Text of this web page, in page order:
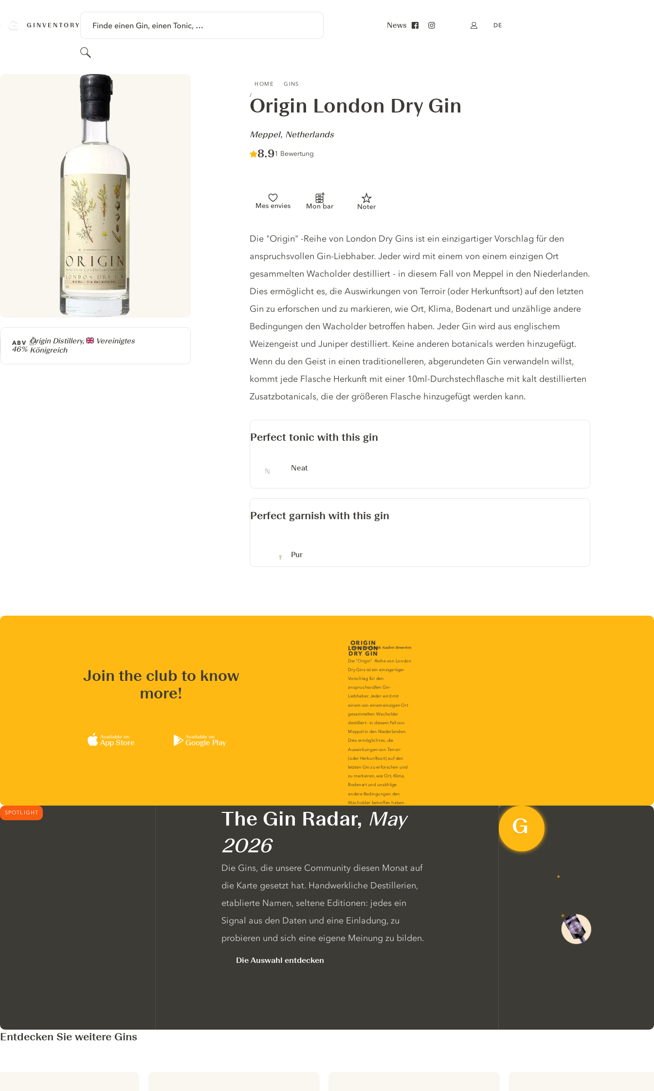
GINVENTORY Finde einen Gin, einen Tonic, …
Suchen
News Mein Konto
DE
HOME GINS
Origin London Dry Gin
-
Meppel, Netherlands
Score :
8.9/ 10
1 Bewertung
Mes envies Mon bar Noter
Producer
Origin Distillery,
Vereinigtes
Königreich
ABV
46%
Gin description
Die "Origin" -Reihe von London Dry Gins ist ein einzigartiger Vorschlag für den
anspruchsvollen Gin-Liebhaber. Jeder wird mit einem von einem einzigen Ort
gesammelten Wacholder destilliert - in diesem Fall von Meppel in den Niederlanden.
Dies ermöglicht es, die Auswirkungen von Terroir (oder Herkunftsort) auf den letzten
Gin zu erforschen und zu markieren, wie Ort, Klima, Bodenart und unzählige andere
Bedingungen den Wacholder betroffen haben. Jeder Gin wird aus englischem
Weizengeist und Juniper destilliert. Keine anderen botanicals werden hinzugefügt.
Wenn du den Geist in einen traditionelleren, abgerundeten Gin verwandeln willst,
kommt jede Flasche Herkunft mit einer 10ml-Durchstechflasche mit kalt destillierten
Zusatzbotanicals, die der größeren Flasche hinzugefügt werden kann.
Perfect tonic with this gin
Neat
Perfect garnish with this gin
Pur
Join the club to know
more!
Available on
App Store
Available on
Google Play
SPOTLIGHT The Gin Radar, May
2026
Die Gins, die unsere Community diesen Monat auf
die Karte gesetzt hat. Handwerkliche Destillerien,
etablierte Namen, seltene Editionen: jedes ein
Signal aus den Daten und eine Einladung, zu
probieren und sich eine eigene Meinung zu bilden.
Die Auswahl entdecken
Entdecken Sie weitere Gins